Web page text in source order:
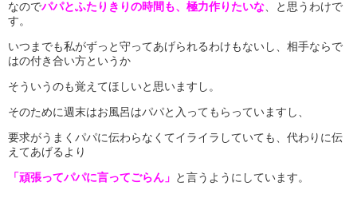
なのでパパとふたりきりの時間も、極力作りたいな 、と思うわけで
す。
いつまでも私がずっと守ってあげられるわけもないし、相手ならで
はの付き合い方というか
そういうのも覚えてほしいと思いますし。
そのために週末はお風呂はパパと入ってもらっていますし、
要求がうまくパパに伝わらなくてイライラしていても、代わりに伝
えてあげるより
「頑張ってパパに言ってごらん」 と言うようにしています。